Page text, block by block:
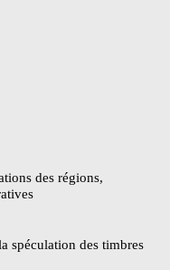
des régions,
spéculation des timbres